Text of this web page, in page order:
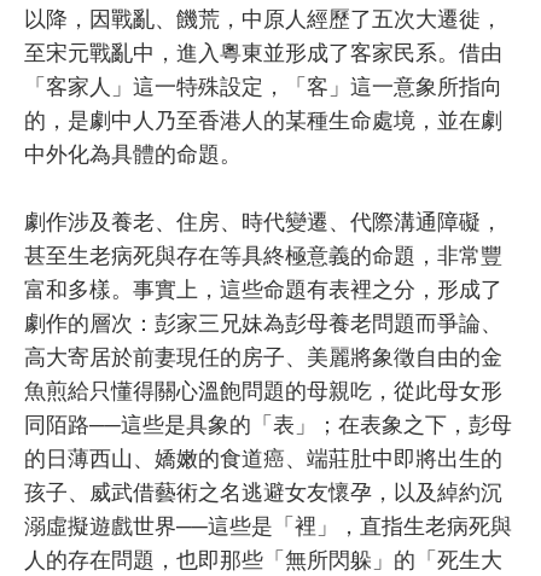
以降，因戰亂、饑荒，中原人經歷了五次大遷徙，
至宋元戰亂中，進入粵東並形成了客家民系。借由
「客家人」這一特殊設定，「客」這一意象所指向
的，是劇中人乃至香港人的某種生命處境，並在劇
中外化為具體的命題。
劇作涉及養老、住房、時代變遷、代際溝通障礙，
甚至生老病死與存在等具終極意義的命題，非常豐
富和多樣。事實上，這些命題有表裡之分，形成了
劇作的層次：彭家三兄妹為彭母養老問題而爭論、
高大寄居於前妻現任的房子、美麗將象徵自由的金
魚煎給只懂得關心溫飽問題的母親吃，從此母女形
同陌路──這些是具象的「表」；在表象之下，彭母
的日薄西山、嬌嫩的食道癌、端莊肚中即將出生的
孩子、威武借藝術之名逃避女友懷孕，以及綽約沉
溺虛擬遊戲世界──這些是「裡」，直指生老病死與
人的存在問題，也即那些「無所閃躲」的「死生大